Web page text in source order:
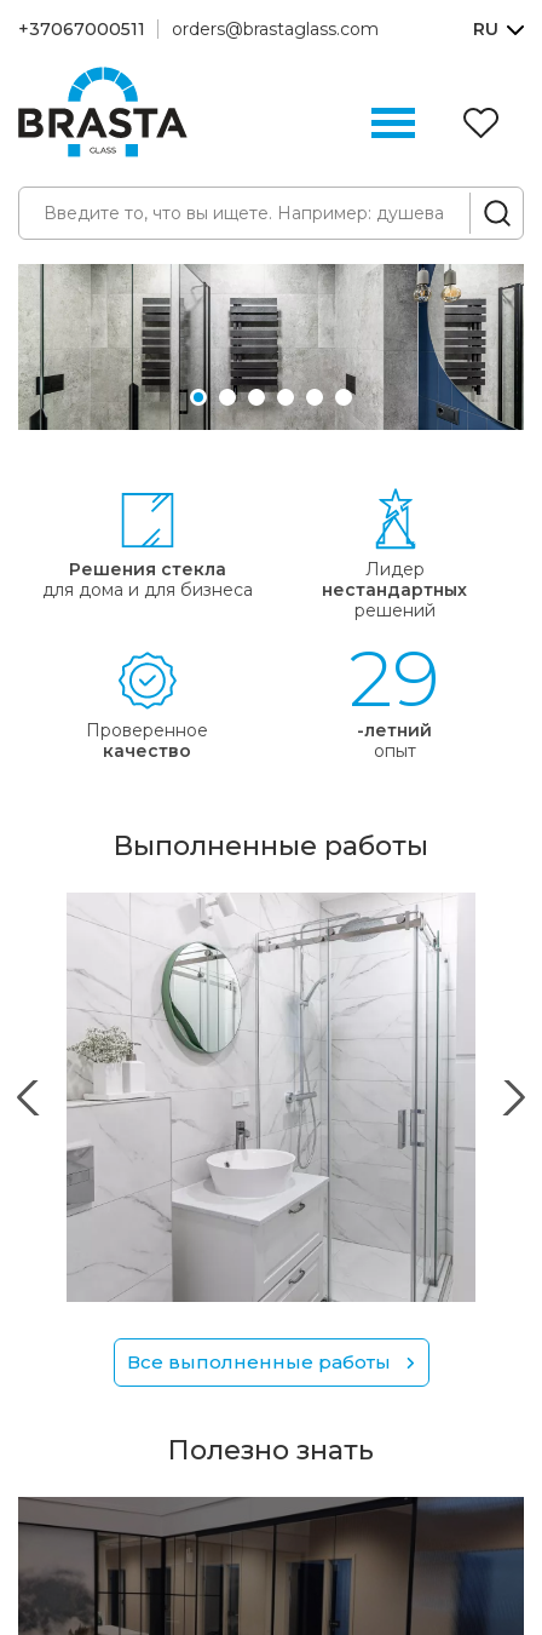
+37067000511 orders@brastaglass.com RU
Решения стекла
для дома и для бизнеса
Лидер
нестандартных
решений
Проверенное
качество
29
-летний
опыт
Выполненные работы
Все выполненные работы
Полезно знать